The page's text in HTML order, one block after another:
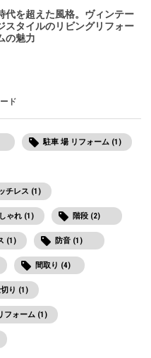
代を超えた風格。ヴィンテー
スタイルのリビングリフォー
の魅力
ド
駐車 場 リフォーム (1)
レス (1)
ゃれ (1) 階段 (2)
(1) 防音 (1)
間取り (4)
り (1)
ォーム (1)